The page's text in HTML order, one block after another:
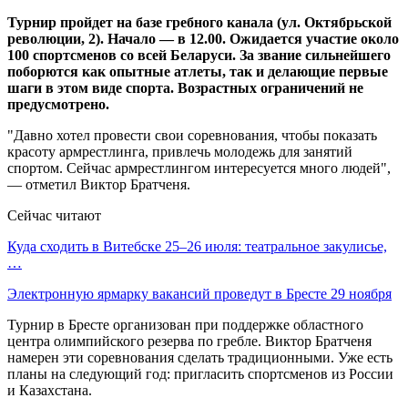
Турнир пройдет на базе гребного канала (ул. Октябрьской
революции, 2). Начало — в 12.00. Ожидается участие около
100 спортсменов со всей Беларуси. За звание сильнейшего
поборются как опытные атлеты, так и делающие первые
шаги в этом виде спорта. Возрастных ограничений не
предусмотрено.
"Давно хотел провести свои соревнования, чтобы показать
красоту армрестлинга, привлечь молодежь для занятий
спортом. Сейчас армрестлингом интересуется много людей",
— отметил Виктор Братченя.
Сейчас читают
Куда сходить в Витебске 25–26 июля: театральное закулисье,
…
Электронную ярмарку вакансий проведут в Бресте 29 ноября
Турнир в Бресте организован при поддержке областного
центра олимпийского резерва по гребле. Виктор Братченя
намерен эти соревнования сделать традиционными. Уже есть
планы на следующий год: пригласить спортсменов из России
и Казахстана.